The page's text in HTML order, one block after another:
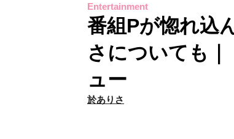
Entertainment
番組Pが惚れ込
さについても
ュー
於ありさ